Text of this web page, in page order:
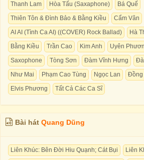
Thanh Lam
Hòa Tấu (Saxaphone)
Bá Quế
Thiên Tôn & Đình Bảo & Bằng Kiều
Cẩm Vân
AI AI (Tình Ca AI) ((COVER) Rock Ballad)
Hà
Bằng Kiều
Trần Cao Kim Anh
Uyên
Saxophone
Tòng Sơn Đàm Vĩnh Hưng
Như Mai
Phạm Cao Tùng Ngọc Lan Đồng
Elvis Phương
Tất Cả Các Ca Sĩ
Bài hát Quang Dũng
Liên Khúc: Bên Đời Hiu Quạnh; Cát Bụi
Liên